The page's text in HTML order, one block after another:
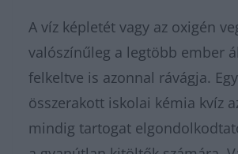
A víz képletét vagy az oxigén
valószínűleg a legtöbb ember
felkeltve is azonnal rávágja.
összerakott iskolai kémia kvíz
mindig tartogat